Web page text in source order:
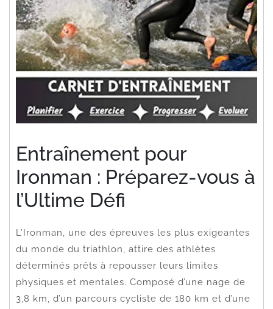
Entraînement pour
Ironman : Préparez-vous à
l’Ultime Défi
L’Ironman, une des épreuves les plus exigeantes
du monde du triathlon, attire des athlètes
déterminés prêts à repousser leurs limites
physiques et mentales. Composé d’une nage de
3,8 km, d’un parcours cycliste de 180 km et d’une